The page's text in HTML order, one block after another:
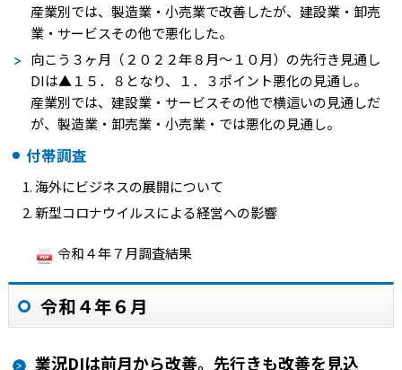
産業別では、製造業・小売業で改善したが、建設業・卸売
業・サービスその他で悪化した。
向こう３ヶ月（２０２２年８月～１０月）の先行き見通し
DIは▲１５．８ となり、１．３ポイント悪化の見通し。
産業別では、建設業・サービスその他で横這いの見通しだ
が、製造業・卸売業・小売業・では悪化の見通し。
付帯調査
海外にビジネスの展開について
新型コロナウイルスによる経営への影響
令和４年７月調査結果
令和４年６月
業況DIは前月から改善。先行きも改善を見込